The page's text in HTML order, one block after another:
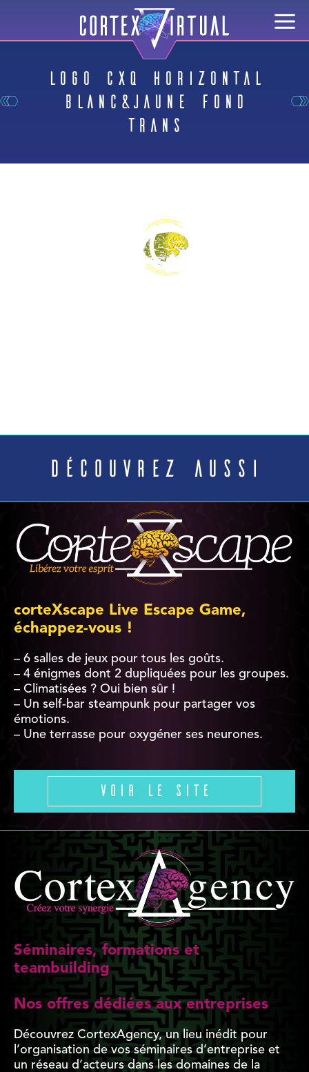
Logo CXQ horizontal
blanc&jaune fond
trans
Découvrez aussi
corteXscape Live Escape Game,
échappez-vous !
– 6 salles de jeux pour tous les goûts.
– 4 énigmes dont 2 dupliquées pour les groupes.
– Climatisées ? Oui bien sûr !
– Un self-bar steampunk pour partager vos
émotions.
– Une terrasse pour oxygéner ses neurones.
Voir le site
Séminaires, formations et
teambuilding
Nos offres dédiées aux entreprises
Découvrez CortexAgency, un lieu inédit pour
l’organisation de vos séminaires d’entreprise et
un réseau d’acteurs dans les domaines de la